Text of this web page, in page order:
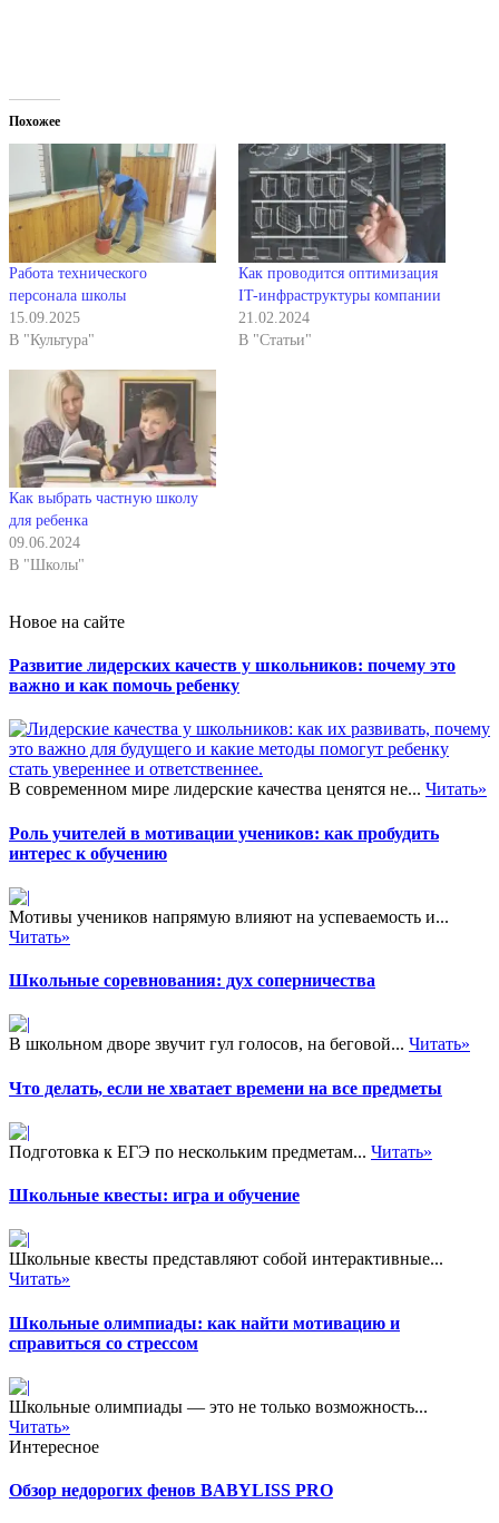
Похожее
Работа технического
персонала школы
15.09.2025
В "Культура"
Как проводится оптимизация
IT-инфраструктуры компании
21.02.2024
В "Статьи"
Как выбрать частную школу
для ребенка
09.06.2024
В "Школы"
Новое на сайте
Развитие лидерских качеств у школьников: почему это
важно и как помочь ребенку
В современном мире лидерские качества ценятся не... Читать»
Роль учителей в мотивации учеников: как пробудить
интерес к обучению
Мотивы учеников напрямую влияют на успеваемость и...
Читать»
Школьные соревнования: дух соперничества
В школьном дворе звучит гул голосов, на беговой... Читать»
Что делать, если не хватает времени на все предметы
Подготовка к ЕГЭ по нескольким предметам... Читать»
Школьные квесты: игра и обучение
Школьные квесты представляют собой интерактивные...
Читать»
Школьные олимпиады: как найти мотивацию и
справиться со стрессом
Школьные олимпиады — это не только возможность...
Читать»
Интересное
Обзор недорогих фенов BABYLISS PRO